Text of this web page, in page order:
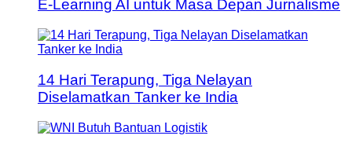
E-Learning AI untuk Masa Depan Jurnalisme
14 Hari Terapung, Tiga Nelayan
Diselamatkan Tanker ke India